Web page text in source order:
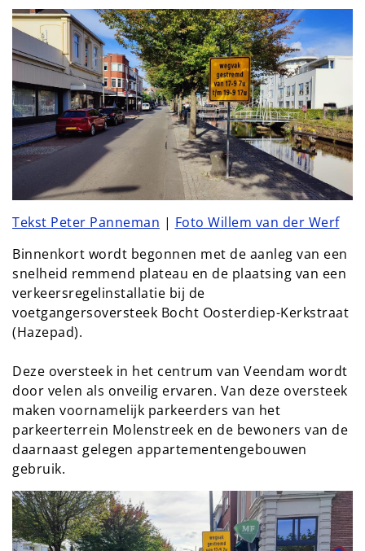
Tekst Peter Panneman | Foto Willem van der Werf
Binnenkort wordt begonnen met de aanleg van een
snelheid remmend plateau en de plaatsing van een
verkeersregelinstallatie bij de
voetgangersoversteek Bocht Oosterdiep-Kerkstraat
(Hazepad).
Deze oversteek in het centrum van Veendam wordt
door velen als onveilig ervaren. Van deze oversteek
maken voornamelijk parkeerders van het
parkeerterrein Molenstreek en de bewoners van de
daarnaast gelegen appartementengebouwen
gebruik.